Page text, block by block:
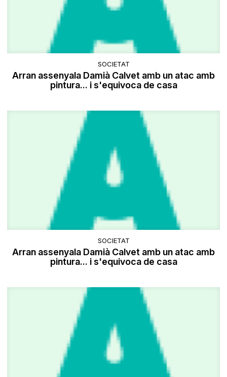
SOCIETAT
Arran assenyala Damià Calvet amb un atac amb
pintura... i s'equivoca de casa
SOCIETAT
Arran assenyala Damià Calvet amb un atac amb
pintura... i s'equivoca de casa